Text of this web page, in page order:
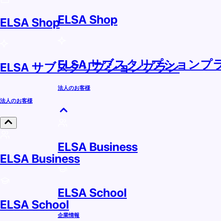
ELSA Shop
ELSA サブスクリプションプ
法人のお客様
ELSA Business
ELSA School
企業情報
ELSA Shop
ELSA サブスクリプションプラン
法人のお客様
ELSA Business
ELSA School